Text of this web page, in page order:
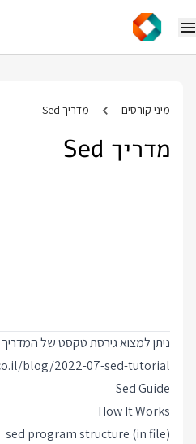
מיני קורסים מדריך Sed
מדריך Sed
ניתן למצוא גירסת טקסט של
blog/2022-07-sed-tutorial
Sed Guide
How It Works
sed program structure (in file)